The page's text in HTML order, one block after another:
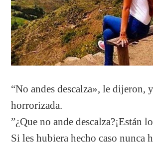
“No andes descalza», le dijeron,
horrorizada.
”¿Que no ande descalza?¡Están
Si les hubiera hecho caso nunca